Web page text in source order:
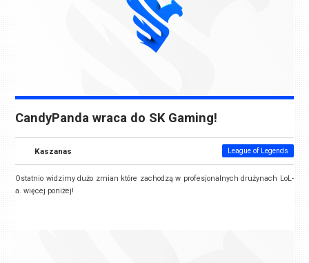
CandyPanda wraca do SK Gaming!
Kaszanas League of Legends
Ostatnio widzimy dużo zmian które zachodzą w profesjonalnych drużynach LoL-
a. więcej poniżej!